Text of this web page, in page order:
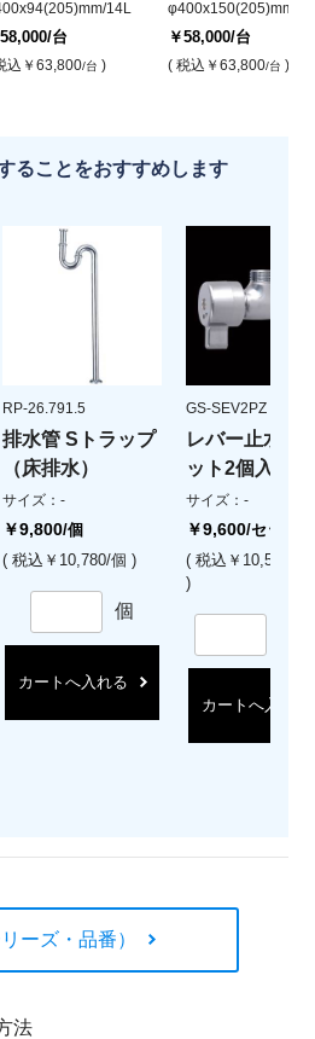
14L
/台
込 ￥63,800/台 )
φ400x150(205)mm/
￥58,000/台
( 税込 ￥63,800/台 )
ることをおすすめします
RP-26.791.5
排水管 Sトラップ
（床排水）
サイズ：-
￥9,800/個
( 税込￥10,780/個 )
個
カートへ入れる
GS-SEV2PZ
レバー止水栓
ット2個入)
サイズ：-
￥9,600/セット
( 税込￥10,560/セ
)
カートへ入れる
ーズ・品番）
法